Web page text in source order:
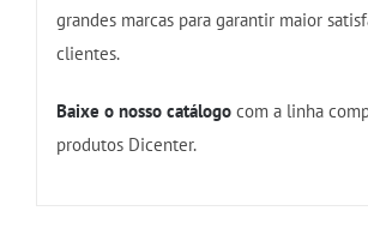
grandes marcas para garantir maior
clientes.
Baixe o nosso catálogocom a linha
produtos Dicenter.